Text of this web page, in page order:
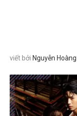
viết bởi Nguyễn